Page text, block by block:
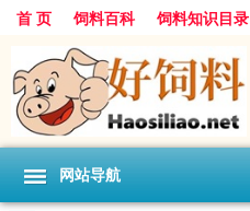
首 页 饲料百科 饲料知识目录
网站导航